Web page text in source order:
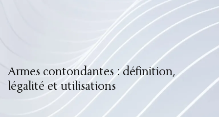
Armes contondantes : définition,
légalité et utilisations